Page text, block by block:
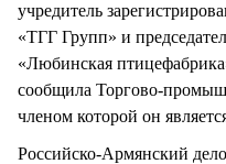
учредитель
«ТГГ Групп» и
«Любинская
сообщила Торгово-
членом которой он
Российско-Армянский